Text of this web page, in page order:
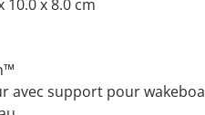
10.0 x 8.0 cm
avec support pour